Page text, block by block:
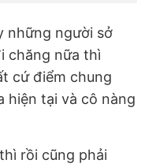
những người sở
chăng nữa thì
cứ điểm chung
hiện tại và cô nàng
rồi cũng phải